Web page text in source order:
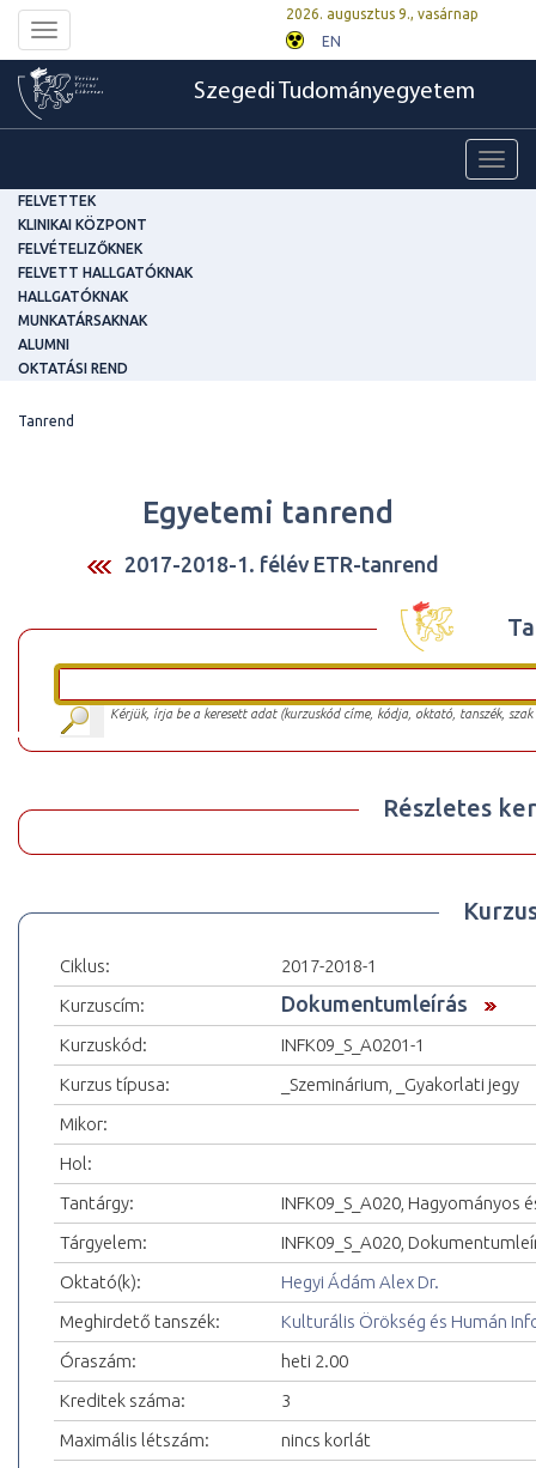
Toggle
navigation
2026. augusztus 9., vasárnap
EN
Szegedi Tudományegyetem
FELVETTEK
KLINIKAI KÖZPONT
FELVÉTELIZŐKNEK
FELVETT HALLGATÓKNAK
HALLGATÓKNAK
MUNKATÁRSAKNAK
ALUMNI
OKTATÁSI REND
Tanrend
Egyetemi tanrend
2017-2018-1. félév ETR-tanrend
Kérjük, írja be a keresett adat (kurzuskód címe, kódja, oktató, tanszék,
Részletes
Ciklus:
2017-2018-1
Kurzuscím:
Dokumentumleírás
Kurzuskód:
INFK09_S_A0201-1
Kurzus típusa:
_Szeminárium, _Gyakorlati jegy
Mikor:
Hol:
Tantárgy:
INFK09_S_A020,
Tárgyelem:
INFK09_S_A020,
Oktató(k):
Hegyi Ádám Alex Dr.
Meghirdető tanszék:
Kulturális Örökség és Humán
Óraszám:
heti 2.00
Kreditek száma:
3
Maximális létszám:
nincs korlát